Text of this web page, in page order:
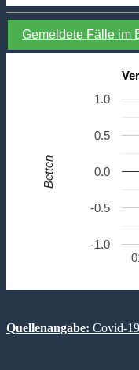
Gemeldete Fälle im
-1.0
-0.5
0.0
0.5
1.0
Betten
Quellenangabe: Covid-